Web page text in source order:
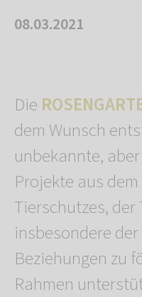
08.03.2021
Die
dem Wunsch
unbekannte,
Projekte aus
Tierschutzes,
insbesondere
Beziehungen zu
Rahmen